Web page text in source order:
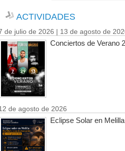
ACTIVIDADES
de julio de 2026 | 13 de agosto de
Conciertos de Verano
de agosto de 2026
Eclipse Solar en Melilla